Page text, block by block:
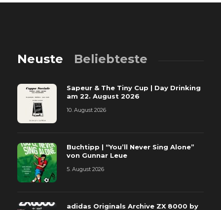
Neuste Beliebteste
Sapeur & The Tiny Cup | Day Drinking
am 22. August 2026
10. August 2026
Buchtipp | “You’ll Never Sing Alone”
von Gunnar Leue
5. August 2026
adidas Originals Archive ZX 8000 by